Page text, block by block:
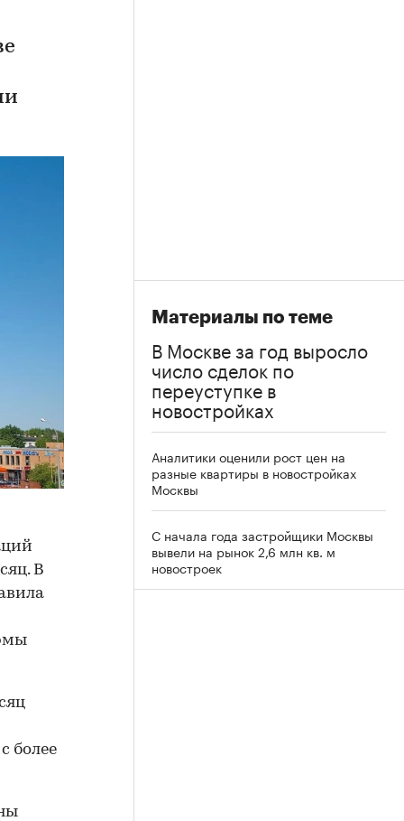
В
более
Материалы по теме
В Москве за год выросло
число сделок по
переуступке в
новостройках
Аналитики оценили рост цен на
разные квартиры в новостройках
Москвы
С начала года застройщики Москвы
вывели на рынок 2,6 млн кв. м
новостроек